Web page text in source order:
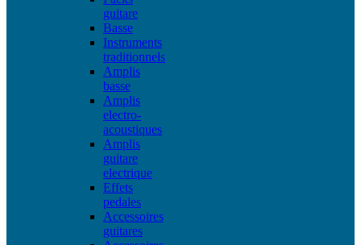
guitare
Basse
Instruments
traditionnels
Amplis
basse
Amplis
electro-
acoustiques
Amplis
guitare
electrique
Effets
pedales
Accessoires
guitares